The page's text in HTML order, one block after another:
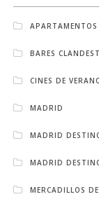
BARES
CINES DE
MADRID
MADRID
MADRID
MERCADILLOS